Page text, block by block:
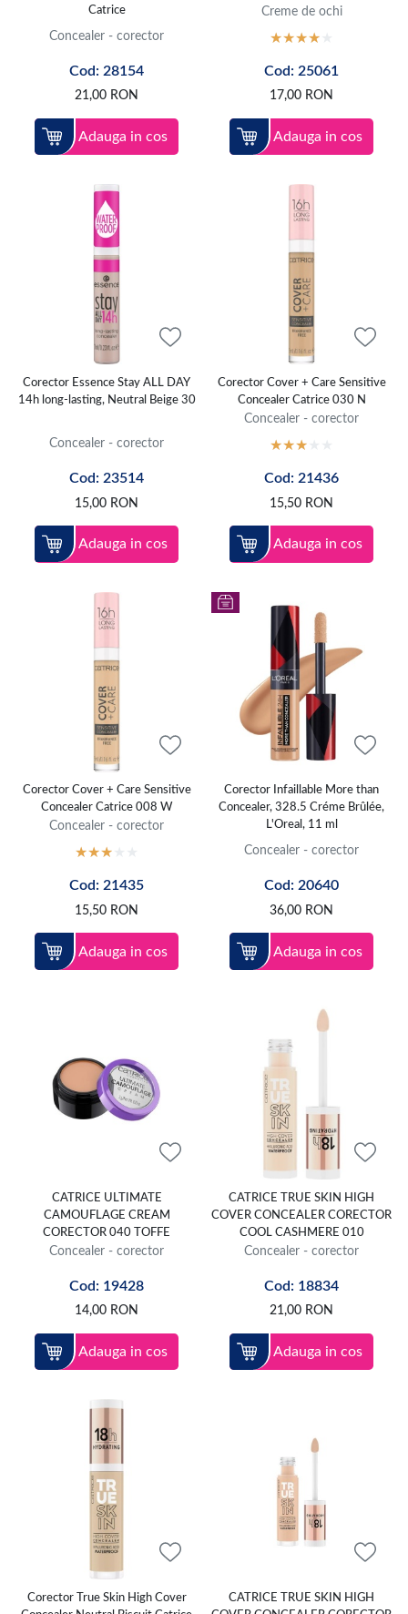
Catrice
Concealer - corector
Cod: 28154
21,00 RON
Adauga in cos
Creme de ochi
Cod: 25061
17,00 RON
Adauga in cos
Corector Essence Stay ALL DAY
14h long-lasting, Neutral Beige 30
Concealer - corector
Cod: 23514
15,00 RON
Adauga in cos
Corector Cover + Care Sensitive
Concealer Catrice 030 N
Concealer - corector
Cod: 21436
15,50 RON
Adauga in cos
Corector Cover + Care Sensitive
Concealer Catrice 008 W
Concealer - corector
Cod: 21435
15,50 RON
Adauga in cos
Corector Infaillable More than
Concealer, 328.5 Créme Brûlée,
L'Oreal, 11 ml
Concealer - corector
Cod: 20640
36,00 RON
Adauga in cos
CATRICE ULTIMATE
CAMOUFLAGE CREAM
CORECTOR 040 TOFFE
Concealer - corector
Cod: 19428
14,00 RON
Adauga in cos
CATRICE TRUE SKIN HIGH
COVER CONCEALER CORECTOR
COOL CASHMERE 010
Concealer - corector
Cod: 18834
21,00 RON
Adauga in cos
Corector True Skin High Cover
CATRICE TRUE SKIN HIGH